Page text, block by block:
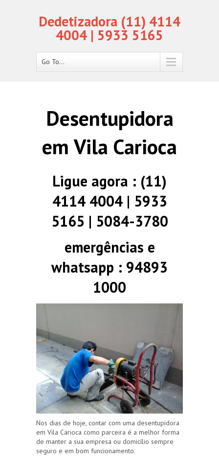
Dedetizadora (11) 4114
4004 | 5933 5165
Go To...
Desentupidora
em Vila Carioca
Ligue agora : (11)
4114 4004 | 5933
5165 | 5084-3780
emergências e
whatsapp : 94893
1000
Nos dias de hoje, contar com uma desentupidora
em Vila Carioca como parceira é a melhor forma
de manter a sua empresa ou domicílio sempre
seguro e em bom funcionamento.